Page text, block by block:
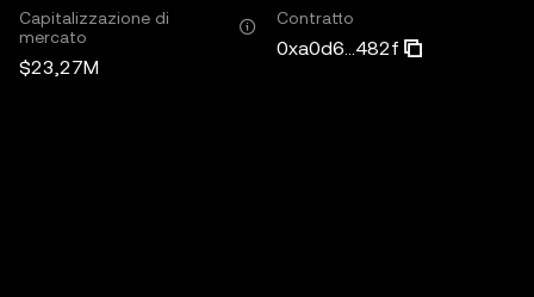
Capitalizzazione di
mercato
$23,27M
Contratto
0xa0d6...482f